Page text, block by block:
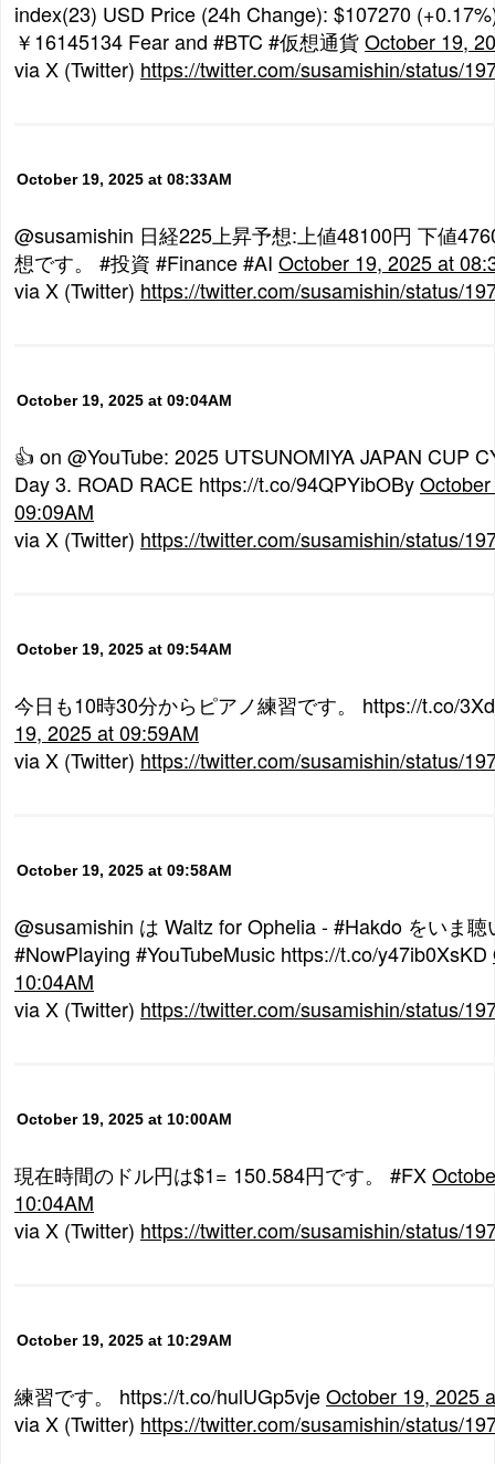
index(23) USD Price (24h Change): $107270
￥16145134 Fear and #BTC #仮想通貨October 19,
via X (Twitter) https://twitter.com/susamishin/status/
October 19, 2025 at 08:33AM
@susamishin 日経225上昇予想:上値48100円 下値
想です。 #投資 #Finance #AI October 19, 2025 at
via X (Twitter) https://twitter.com/susamishin/status/
October 19, 2025 at 09:04AM
👍 on @YouTube: 2025 UTSUNOMIYA JAPAN CUP
Day 3. ROAD RACE https://t.co/94QPYibOBy
09:09AM
via X (Twitter) https://twitter.com/susamishin/status/
October 19, 2025 at 09:54AM
今日も10時30分からピアノ練習です。 https://t.co/
19, 2025 at 09:59AM
via X (Twitter) https://twitter.com/susamishin/status/
October 19, 2025 at 09:58AM
@susamishin は Waltz for Ophelia - #Hakdo をいま
#NowPlaying #YouTubeMusic https://t.co/y47ib0XsKD
10:04AM
via X (Twitter) https://twitter.com/susamishin/status/
October 19, 2025 at 10:00AM
現在時間のドル円は$1= 150.584円です。 #FX
10:04AM
via X (Twitter) https://twitter.com/susamishin/status/
October 19, 2025 at 10:29AM
練習です。 https://t.co/hulUGp5vjeOctober 19, 2025
via X (Twitter) https://twitter.com/susamishin/status/